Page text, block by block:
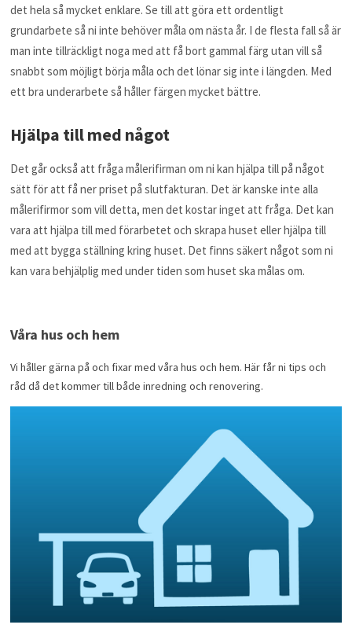
det hela så mycket enklare. Se till att göra ett ordentligt
grundarbete så ni inte behöver måla om nästa år. I de flesta fall så är
man inte tillräckligt noga med att få bort gammal färg utan vill så
snabbt som möjligt börja måla och det lönar sig inte i längden. Med
ett bra underarbete så håller färgen mycket bättre.
Hjälpa till med något
Det går också att fråga målerifirman om ni kan hjälpa till på något
sätt för att få ner priset på slutfakturan. Det är kanske inte alla
målerifirmor som vill detta, men det kostar inget att fråga. Det kan
vara att hjälpa till med förarbetet och skrapa huset eller hjälpa till
med att bygga ställning kring huset. Det finns säkert något som ni
kan vara behjälplig med under tiden som huset ska målas om.
Våra hus och hem
Vi håller gärna på och fixar med våra hus och hem. Här får ni tips och
råd då det kommer till både inredning och renovering.